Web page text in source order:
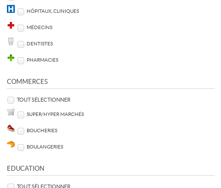
HÔPITAUX, CLINIQUES
MÉDECINS
DENTISTES
PHARMACIES
COMMERCES
TOUT SÉLECTIONNER
SUPER/HYPER MARCHÉS
BOUCHERIES
BOULANGERIES
EDUCATION
TOUT SÉLECTIONNER